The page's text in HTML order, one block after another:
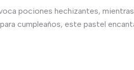
pociones hechizantes,
cumpleaños, este pastel